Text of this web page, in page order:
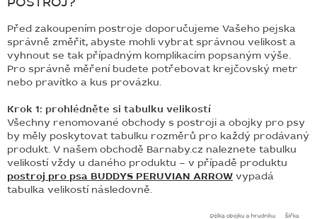
Před zakoupením postroje doporučujeme Vašeho pejska
správně změřit, abyste mohli vybrat správnou velikost a
vyhnout se tak případným komplikacím popsaným výše.
Pro správně měření budete potřebovat krejčovský metr
nebo pravítko a kus provázku.
Krok 1: prohlédněte si tabulku velikostí
Všechny renomované obchody s postroji a obojky pro psy
by měly poskytovat tabulku rozměrů pro každý prodávaný
produkt. V našem obchodě Barnaby.cz naleznete tabulku
velikostí vždy u daného produktu – v případě produktu
postroj pro psa BUDDYS PERUVIAN ARROW vypadá
tabulka velikostí následovně.